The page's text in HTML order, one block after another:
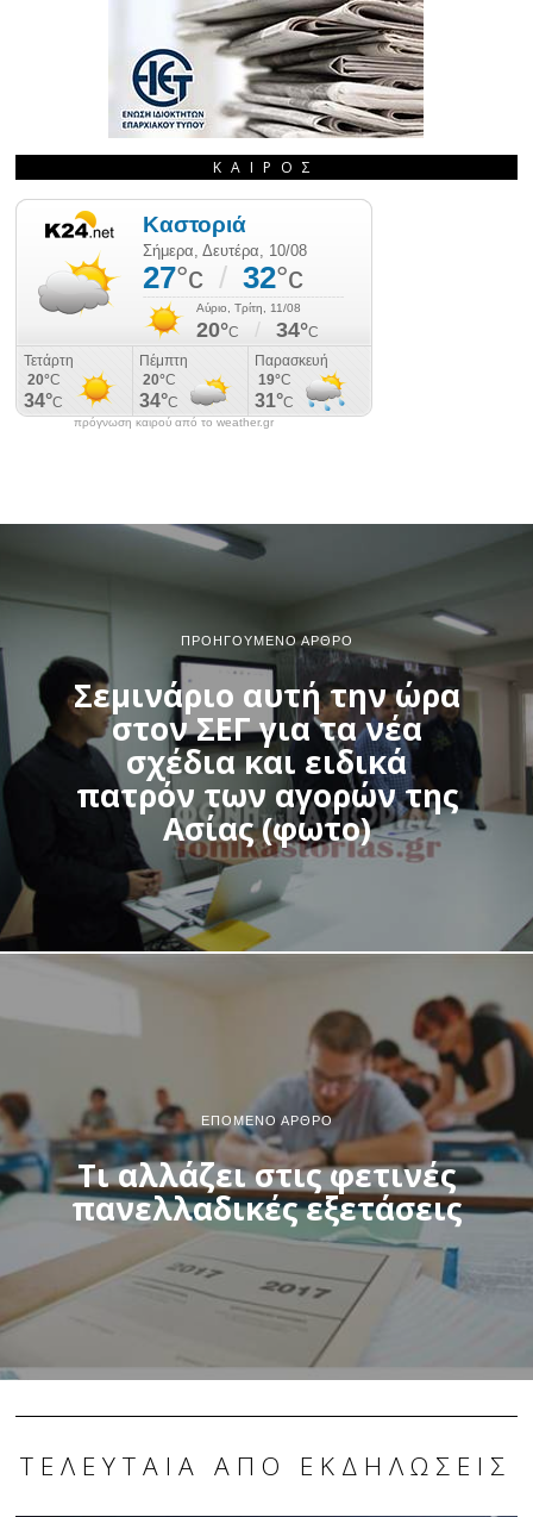
ΚΑΙΡΌΣ
πρόγνωση καιρού από το weather.gr
ΠΡΟΗΓΟΎΜΕΝΟ ΆΡΘΡΟ
Σεμινάριο αυτή την ώρα
στον ΣΕΓ για τα νέα
σχέδια και ειδικά
πατρόν των αγορών της
Ασίας (φωτο)
ΕΠΌΜΕΝΟ ΆΡΘΡΟ
Τι αλλάζει στις φετινές
πανελλαδικές εξετάσεις
ΤΕΛΕΥΤΑΊΑ ΑΠΌ ΕΚΔΗΛΏΣΕΙΣ